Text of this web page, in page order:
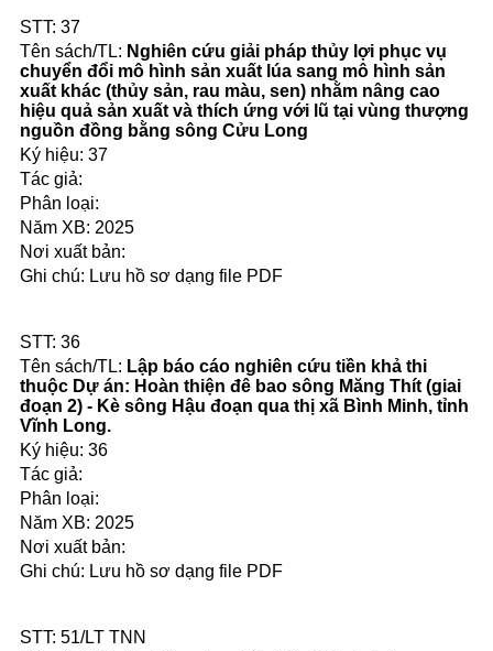
37
Nghiên cứu giải pháp thủy lợi phục vụ
chuyển đổi mô hình sản xuất lúa sang mô hình sản
xuất khác (thủy sản, rau màu, sen) nhằm nâng cao
hiệu quả sản xuất và thích ứng với lũ tại vùng thượng
nguồn đồng bằng sông Cửu Long
37
2025
Lưu hồ sơ dạng file PDF
36
Lập báo cáo nghiên cứu tiền khả thi
thuộc Dự án: Hoàn thiện đê bao sông Măng Thít (giai
đoạn 2) - Kè sông Hậu đoạn qua thị xã Bình Minh, tỉnh
Vĩnh Long.
36
2025
Lưu hồ sơ dạng file PDF
51/LT TNN